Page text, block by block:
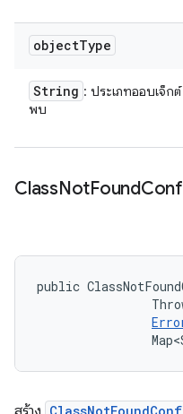
objectType
String : ประเภทออบเจ็ก
พบ
ClassNotFound
public